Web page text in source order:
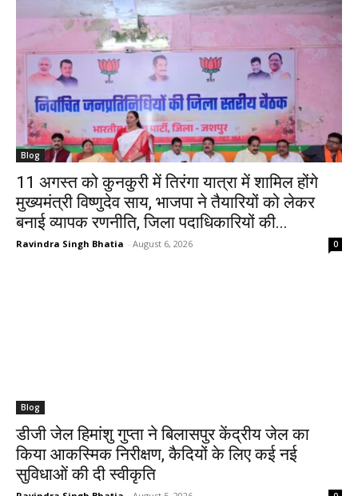
Blog
11 अगस्त को कुनकुरी में तिरंगा यात्रा में शामिल होंगे
मुख्यमंत्री विष्णुदेव साय, भाजपा ने तैयारियों को लेकर
बनाई व्यापक रणनीति, जिला पदाधिकारियों की...
Ravindra Singh Bhatia - August 6, 2026 0
Blog
डीजी जेल हिमांशु गुप्ता ने बिलासपुर केंद्रीय जेल का
किया आकस्मिक निरीक्षण, कैदियों के लिए कई नई
सुविधाओं की दी स्वीकृति